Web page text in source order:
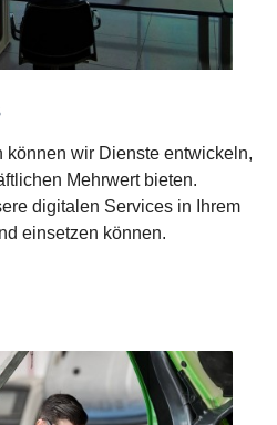
können wir Dienste entwickeln,
Mehrwert bieten.
digitalen Services in Ihrem
einsetzen können.